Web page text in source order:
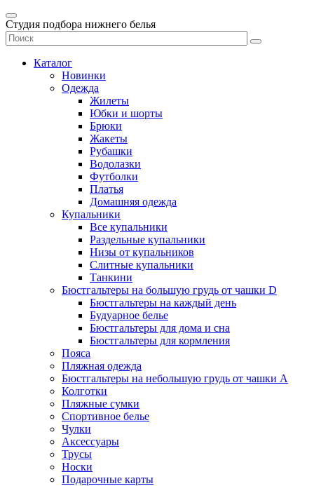
Студия подбора нижнего белья
Каталог
Новинки
Одежда
Жилеты
Юбки и шорты
Брюки
Жакеты
Рубашки
Водолазки
Футболки
Платья
Домашняя одежда
Купальники
Все купальники
Раздельные купальники
Низы от купальников
Слитные купальники
Танкини
Бюстгальтеры на большую грудь от чашки D
Бюстгальтеры на каждый день
Будуарное белье
Бюстгальтеры для дома и сна
Бюстгальтеры для кормления
Пояса
Пляжная одежда
Бюстгальтеры на небольшую грудь от чашки А
Колготки
Пляжные сумки
Спортивное белье
Чулки
Аксессуары
Трусы
Носки
Подарочные карты